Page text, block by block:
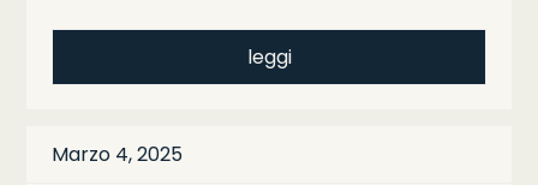
leggi
Marzo 4, 2025